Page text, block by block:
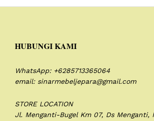
HUBUNGI KAMI
WhatsApp: +6285713365064
email: sinarmebeljepara@gmail.com
STORE LOCATION
Jl. Menganti-Bugel Km 07, Ds Menganti,